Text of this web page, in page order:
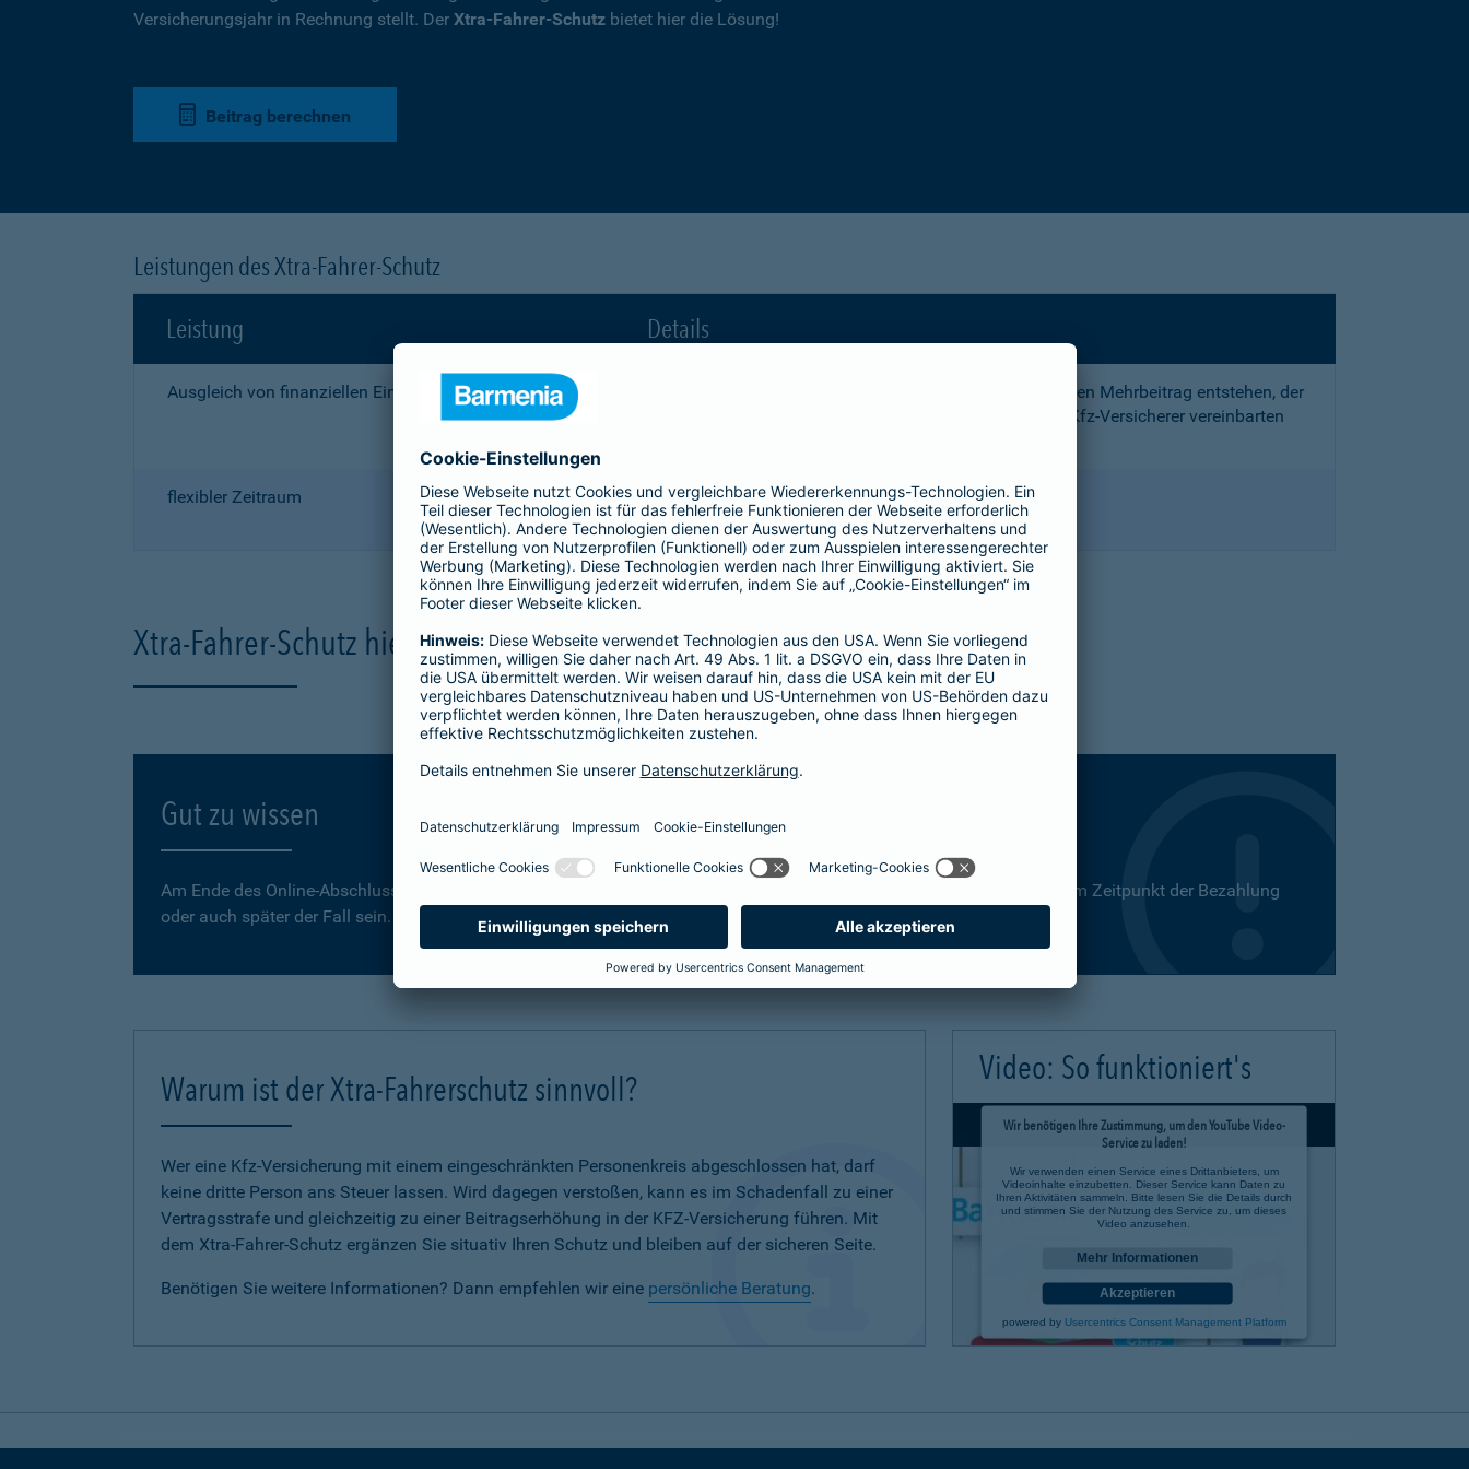
Versicherungsjahr in Rechnung stellt. Der Xtra-Fahrer-Schutz bietet hier die Lösung!
Beitrag berechnen
Leistungen des Xtra-Fahrer-Schutz
Leistung
Details
Ausgleich von finanziellen Einbußen
die Ihnen nach einem Unfall durch die Vertragsstrafe und den Mehrbeitrag entstehen, der
Ihnen wegen einer unerlaubten Erweiterung des mit Ihrem Kfz-Versicherer vereinbarten
flexibler Zeitraum
1, 2 oder 3 Tage bzw.
1, 2 oder 3 Wochen
Xtra-Fahrer-Schutz hier online berechnen und direkt abschließen
Gut zu wissen
Am Ende des Online-Abschlusses können Sie selbst bestimmen, ab wann Ihr Xtra-Fahrer-Schutz gültig ist. Dies kann zum Zeitpunkt der Bezahlung
oder auch später der Fall sein.
Warum ist der Xtra-Fahrerschutz sinnvoll?
Wer eine Kfz-Versicherung mit einem eingeschränkten Personenkreis abgeschlossen hat, darf
keine dritte Person ans Steuer lassen. Wird dagegen verstoßen, kann es im Schadenfall zu einer
Vertragsstrafe und gleichzeitig zu einer Beitragserhöhung in der KFZ-Versicherung führen. Mit
dem Xtra-Fahrer-Schutz ergänzen Sie situativ Ihren Schutz und bleiben auf der sicheren Seite.
Benötigen Sie weitere Informationen? Dann empfehlen wir eine persönliche Beratung.
Video: So funktioniert's
Wir benötigen Ihre Zustimmung, um den YouTube Video-
Service zu laden!
Wir verwenden einen Service eines Drittanbieters, um
Videoinhalte einzubetten. Dieser Service kann Daten zu
Ihren Aktivitäten sammeln. Bitte lesen Sie die Details durch
und stimmen Sie der Nutzung des Service zu, um dieses
Video anzusehen.
Mehr Informationen
Akzeptieren
powered by Usercentrics Consent Management Platform